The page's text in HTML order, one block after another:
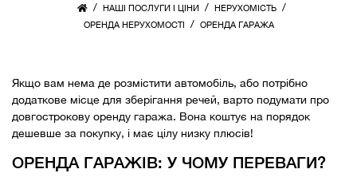
/ НАШІ ПОСЛУГИ І ЦІНИ / НЕРУХОМІСТЬ /
ОРЕНДА НЕРУХОМОСТІ / ОРЕНДА ГАРАЖА
Якщо вам нема де розмістити автомобіль, або потрібно
додаткове місце для зберігання речей, варто подумати про
довгострокову оренду гаража. Вона коштує на порядок
дешевше за покупку, і має цілу низку плюсів!
ОРЕНДА ГАРАЖІВ: У ЧОМУ ПЕРЕВАГИ?